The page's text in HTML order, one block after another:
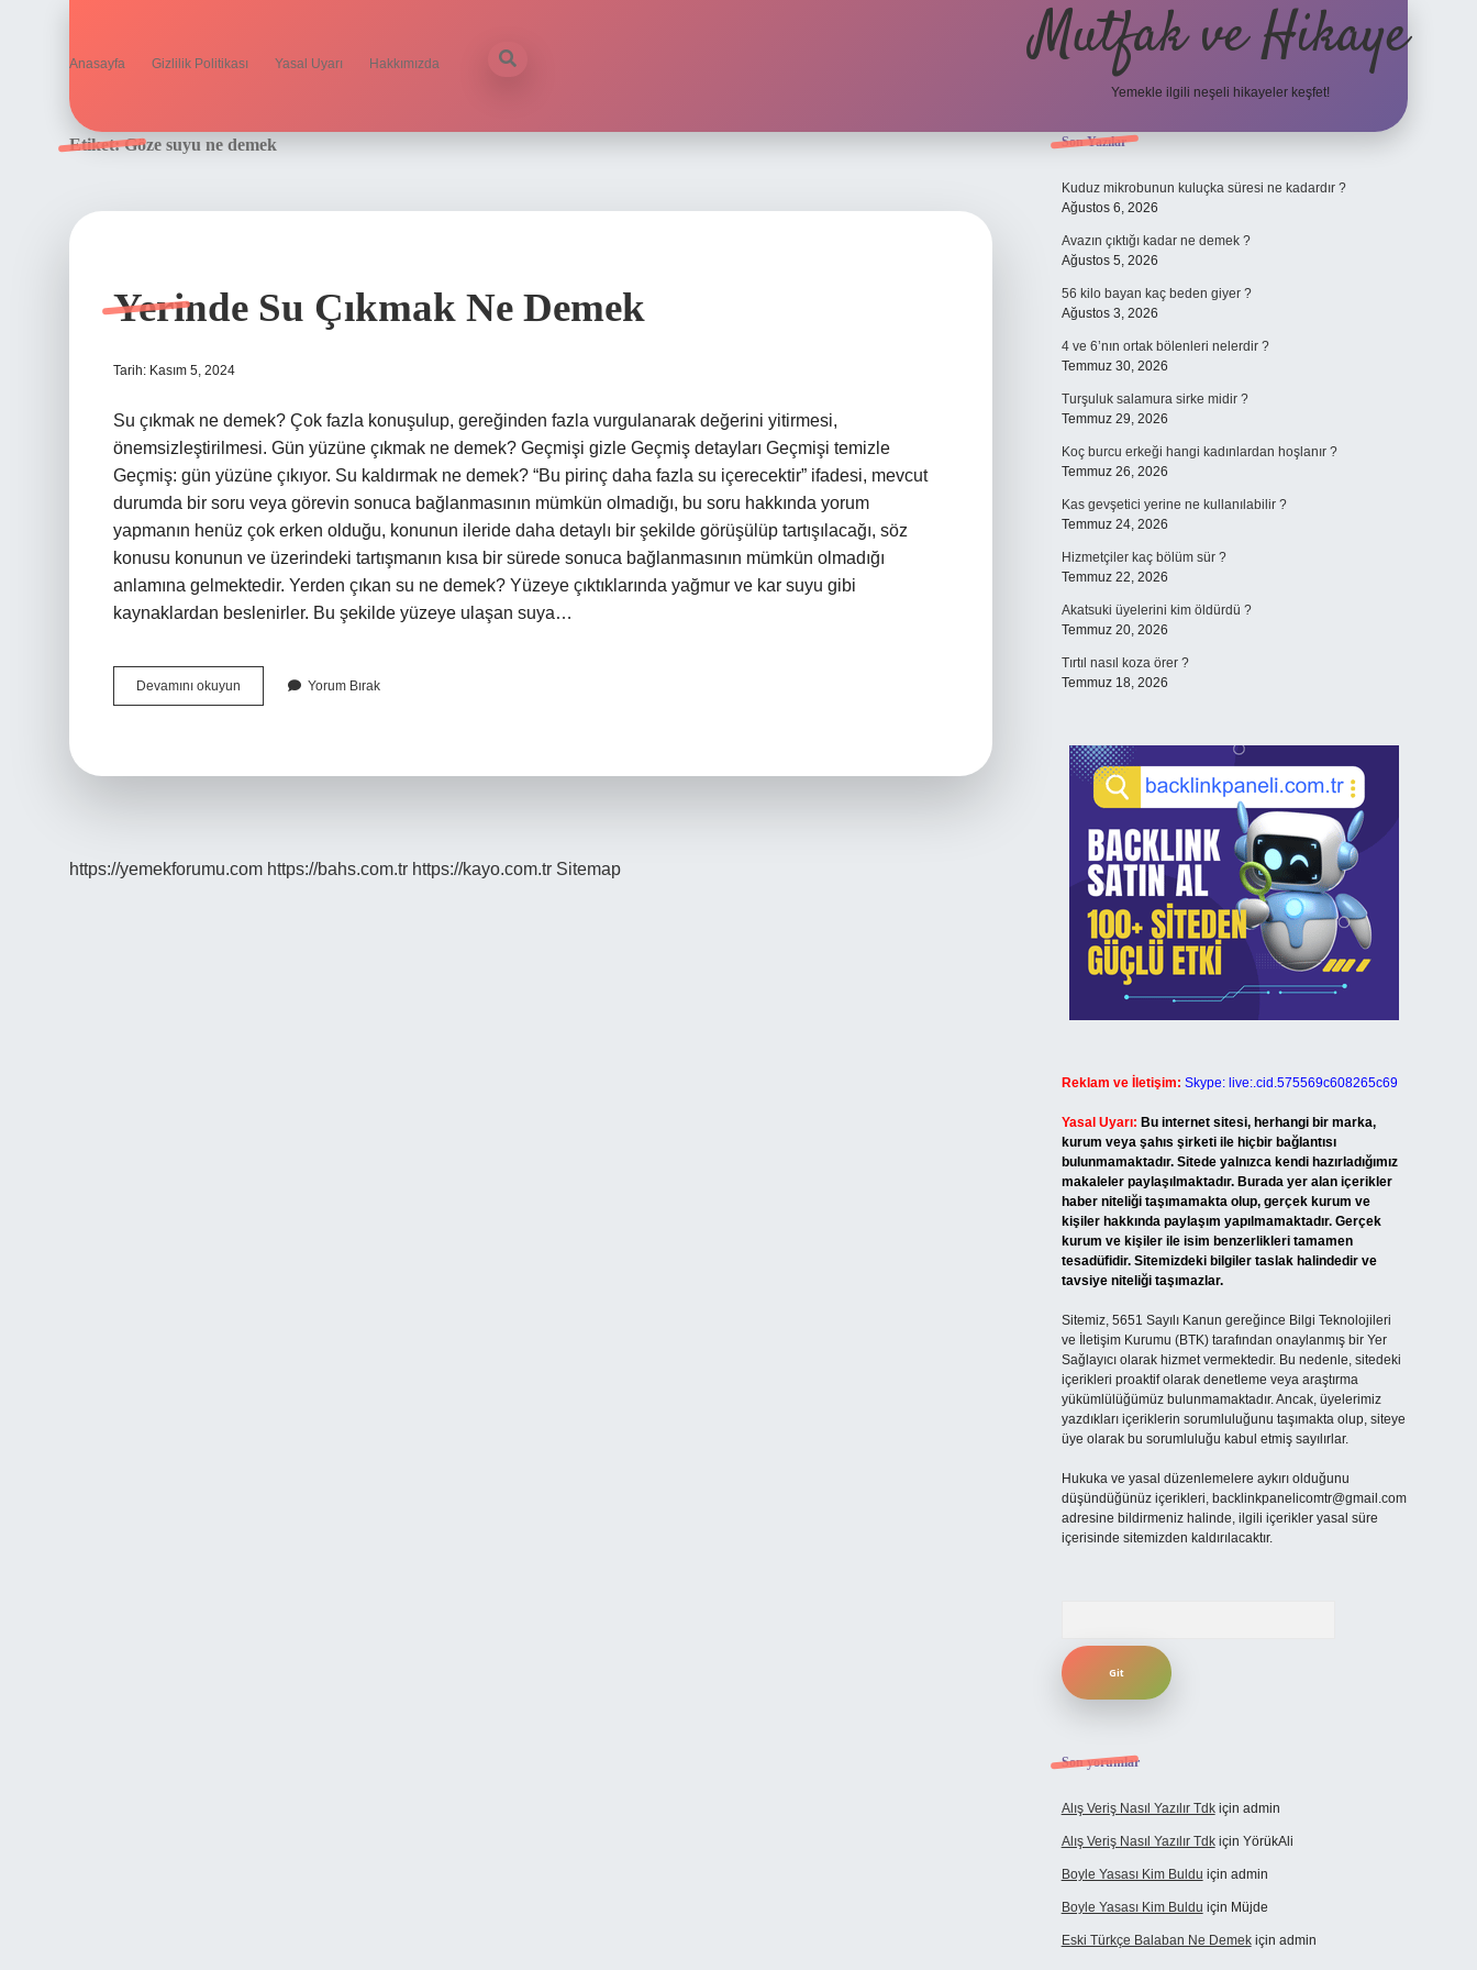
Anasayfa Gizlilik Politikası Yasal Uyarı Hakkımızda Mutfak ve Hikaye
Yemekle ilgili neşeli hikayeler keşfet!
Etiket:Göze suyu ne demek
Yerinde Su Çıkmak Ne Demek
Tarih: Kasım 5, 2024
Su çıkmak ne demek? Çok fazla konuşulup, gereğinden fazla vurgulanarak değerini yitirmesi,
önemsizleştirilmesi. Gün yüzüne çıkmak ne demek? Geçmişi gizle Geçmiş detayları Geçmişi temizle
Geçmiş: gün yüzüne çıkıyor. Su kaldırmak ne demek? “Bu pirinç daha fazla su içerecektir” ifadesi, mevcut
durumda bir soru veya görevin sonuca bağlanmasının mümkün olmadığı, bu soru hakkında yorum
yapmanın henüz çok erken olduğu, konunun ileride daha detaylı bir şekilde görüşülüp tartışılacağı, söz
konusu konunun ve üzerindeki tartışmanın kısa bir sürede sonuca bağlanmasının mümkün olmadığı
anlamına gelmektedir. Yerden çıkan su ne demek? Yüzeye çıktıklarında yağmur ve kar suyu gibi
kaynaklardan beslenirler. Bu şekilde yüzeye ulaşan suya…
Devamını okuyun
Su
Yorum Bırak
https://yemekforumu.com https://bahs.com.tr https://kayo.com.tr Sitemap
Sidebar
Son Yazılar
Kuduz mikrobunun kuluçka süresi ne kadardır ?
Ağustos 6, 2026
Avazın çıktığı kadar ne demek ?
Ağustos 5, 2026
56 kilo bayan kaç beden giyer ?
Ağustos 3, 2026
4 ve 6’nın ortak bölenleri nelerdir ?
Temmuz 30, 2026
Turşuluk salamura sirke midir ?
Temmuz 29, 2026
Koç burcu erkeği hangi kadınlardan hoşlanır ?
Temmuz 26, 2026
Kas gevşetici yerine ne kullanılabilir ?
Temmuz 24, 2026
Hizmetçiler kaç bölüm sür ?
Temmuz 22, 2026
Akatsuki üyelerini kim öldürdü ?
Temmuz 20, 2026
Tırtıl nasıl koza örer ?
Temmuz 18, 2026
Reklam ve İletişim: Skype: live:.cid.575569c608265c69
Yasal Uyarı: Bu internet sitesi, herhangi bir marka,
kurum veya şahıs şirketi ile hiçbir bağlantısı
bulunmamaktadır. Sitede yalnızca kendi hazırladığımız
makaleler paylaşılmaktadır. Burada yer alan içerikler
haber niteliği taşımamakta olup, gerçek kurum ve
kişiler hakkında paylaşım yapılmamaktadır. Gerçek
kurum ve kişiler ile isim benzerlikleri tamamen
tesadüfidir. Sitemizdeki bilgiler taslak halindedir ve
tavsiye niteliği taşımazlar.
Sitemiz, 5651 Sayılı Kanun gereğince Bilgi Teknolojileri
ve İletişim Kurumu (BTK) tarafından onaylanmış bir Yer
Sağlayıcı olarak hizmet vermektedir. Bu nedenle, sitedeki
içerikleri proaktif olarak denetleme veya araştırma
yükümlülüğümüz bulunmamaktadır. Ancak, üyelerimiz
yazdıkları içeriklerin sorumluluğunu taşımakta olup, siteye
üye olarak bu sorumluluğu kabul etmiş sayılırlar.
Hukuka ve yasal düzenlemelere aykırı olduğunu
düşündüğünüz içerikleri, backlinkpanelicomtr@gmail.com
adresine bildirmeniz halinde, ilgili içerikler yasal süre
içerisinde sitemizden kaldırılacaktır.
Son yorumlar
Alış Veriş Nasıl Yazılır Tdkiçin admin
Alış Veriş Nasıl Yazılır Tdkiçin YörükAli
Boyle Yasası Kim Buldu için admin
Boyle Yasası Kim Buldu için Müjde
Eski Türkçe Balaban Ne Demekiçin admin